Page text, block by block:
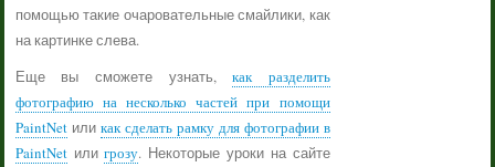
помощью такие очаровательные смайлики, как
на картинке слева.
Еще вы сможете узнать,как разделить
фотографию на несколько частей при помощи
PaintNetили как сделать рамку для фотографии в
PaintNetилигрозу. Некоторые уроки на сайте